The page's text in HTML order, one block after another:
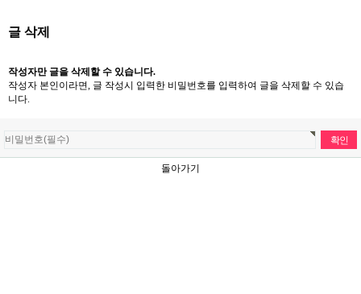
글 삭제
작성자만 글을 삭제할 수 있습니다.
작성자 본인이라면, 글 작성시 입력한 비밀번호를 입력하여 글을 삭제할 수 있습
니다.
돌아가기